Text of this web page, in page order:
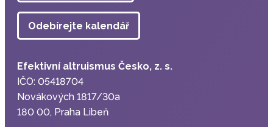
Odebírejte kalendář
Efektivní altruismus Česko, z. s.
IČO: 05418704
Novákových 1817/30a
180 00, Praha Libeň